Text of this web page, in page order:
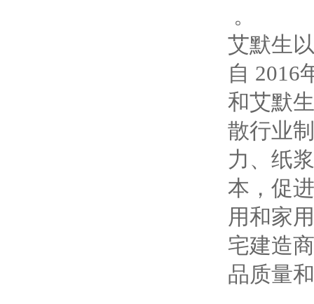
。
艾默生
自 2016
和艾默
散行业
力、纸
本，促
用和家
宅建造
品质量